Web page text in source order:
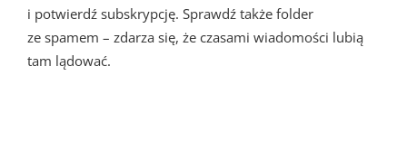
i potwierdź subskrypcję. Sprawdź także folder
ze spamem – zdarza się, że czasami wiadomości lubią
tam lądować.